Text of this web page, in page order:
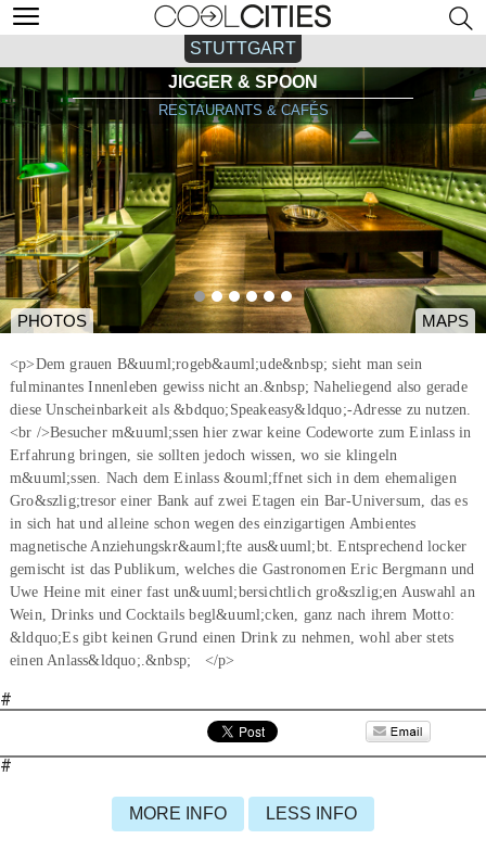
STUTTGART
JIGGER & SPOON
RESTAURANTS & CAFÉS
PHOTOS MAPS
<p>Dem grauen B&uuml;rogeb&auml;ude&nbsp; sieht man sein
fulminantes Innenleben gewiss nicht an.&nbsp; Naheliegend also gerade
diese Unscheinbarkeit als &bdquo;Speakeasy&ldquo;-Adresse zu nutzen.
<br />Besucher m&uuml;ssen hier zwar keine Codeworte zum Einlass in
Erfahrung bringen, sie sollten jedoch wissen, wo sie klingeln
m&uuml;ssen. Nach dem Einlass &ouml;ffnet sich in dem ehemaligen
Gro&szlig;tresor einer Bank auf zwei Etagen ein Bar-Universum, das es
in sich hat und alleine schon wegen des einzigartigen Ambientes
magnetische Anziehungskr&auml;fte aus&uuml;bt. Entsprechend locker
gemischt ist das Publikum, welches die Gastronomen Eric Bergmann und
Uwe Heine mit einer fast un&uuml;bersichtlich gro&szlig;en Auswahl an
Wein, Drinks und Cocktails begl&uuml;cken, ganz nach ihrem Motto:
&ldquo;Es gibt keinen Grund einen Drink zu nehmen, wohl aber stets
einen Anlass&ldquo;.&nbsp; </p>
#
#
MORE INFO LESS INFO